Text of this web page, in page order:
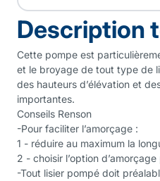
Description
Cette pompe est
et le broyage de tout type de
des hauteurs d’élévation et
importantes.
Conseils Renson
-Pour faciliter l’amorçage :
1 - réduire au maximum la
2 - choisir l’option
-Tout lisier pompé doit